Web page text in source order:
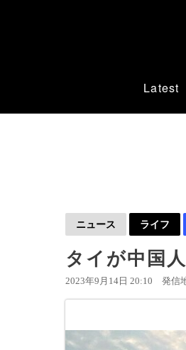
Latest
ニュース ライフ
タイが中国
2023年9月14日 20:10 発信